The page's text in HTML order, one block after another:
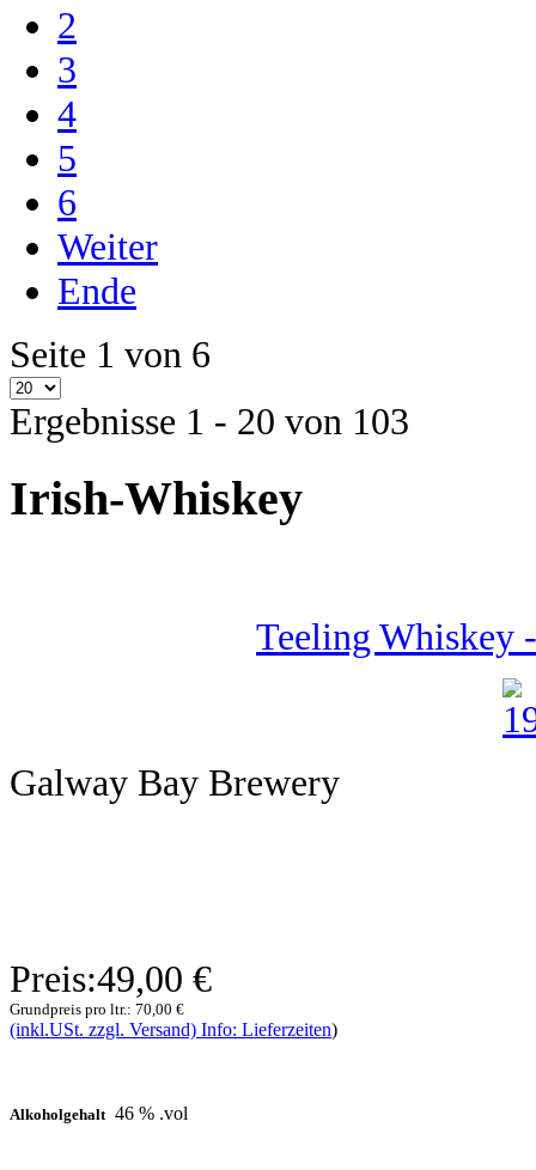
2
3
4
5
6
Weiter
Ende
Seite 1 von 6
Ergebnisse 1 - 20 von 103
Irish-Whiskey
Teeling Whiskey
Galway Bay Brewery
Preis:49,00 €
Grundpreis pro ltr.: 70,00 €
(inkl.USt. zzgl. Versand) Info: Lieferzeiten)
Alkoholgehalt 46 % .vol